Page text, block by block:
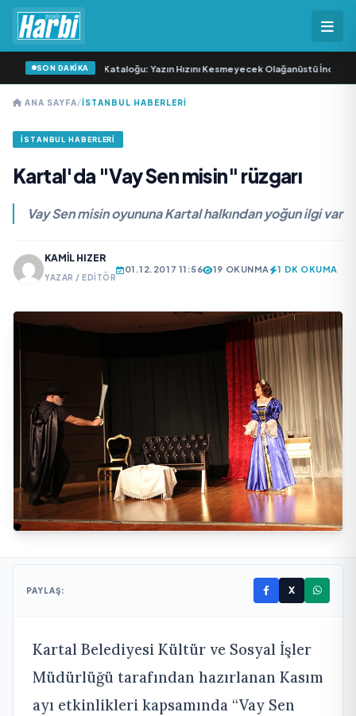
SON DAKİKA
30 Haziran 2026 Kataloğu: Yazın Hızını Kesmeyecek Olağanüstü İndirimler!
ANA SAYFA/İSTANBUL HABERLERI
İSTANBUL HABERLERI
Kartal'da "Vay Sen misin" rüzgarı
Vay Sen misin oyununa Kartal halkından yoğun ilgi var
KAMIL HIZER
YAZAR / EDITÖR
01.12.2017 11:56 19 OKUNMA 1 DK OKUMA
PAYLAŞ: X
Kartal Belediyesi Kültür ve Sosyal İşler
Müdürlüğü tarafından hazırlanan Kasım
ayı etkinlikleri kapsamında “Vay Sen